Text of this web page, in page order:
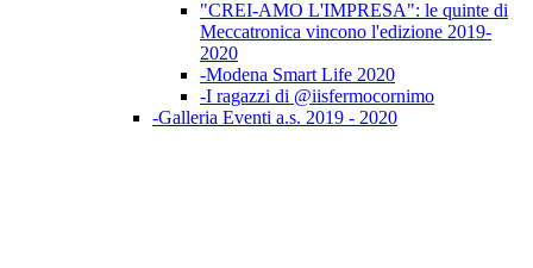
"CREI-AMO L'IMPRESA": le quinte di
Meccatronica vincono l'edizione 2019-
2020
-Modena Smart Life 2020
-I ragazzi di @iisfermocornimo
-Galleria Eventi a.s. 2019 - 2020